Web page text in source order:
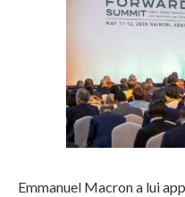
Emmanuel Macron a lui